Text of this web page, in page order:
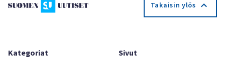
Takaisin ylös
Kategoriat
Sivut